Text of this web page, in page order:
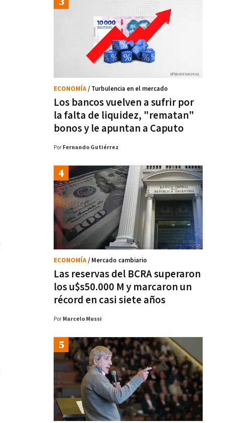
Los bancos vuelven a sufrir por
la falta de liquidez, "rematan"
bonos y le apuntan a Caputo
ECONOMÍA/ Turbulencia en el mercado
Por Fernando Gutiérrez
Las reservas del BCRA superaron
los u$s50.000 M y marcaron un
récord en casi siete años
ECONOMÍA/ Mercado cambiario
Por Marcelo Mussi